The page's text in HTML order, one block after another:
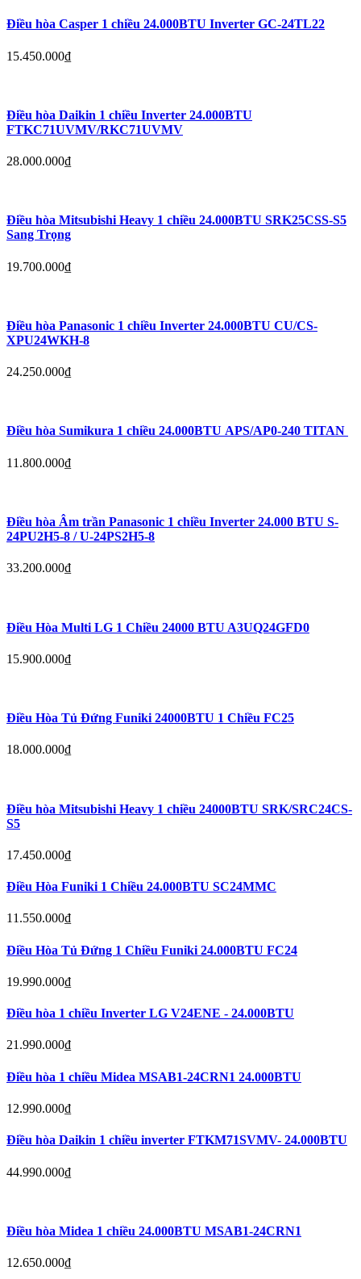
Điều hòa Casper 1 chiều 24.000BTU Inverter GC-24TL22
15.450.000₫
Điều hòa Daikin 1 chiều Inverter 24.000BTU
FTKC71UVMV/RKC71UVMV
28.000.000₫
Điều hòa Mitsubishi Heavy 1 chiều 24.000BTU SRK25CSS-S5
Sang Trọng
19.700.000₫
Điều hòa Panasonic 1 chiều Inverter 24.000BTU CU/CS-
XPU24WKH-8
24.250.000₫
Điều hòa Sumikura 1 chiều 24.000BTU APS/AP0-240 TITAN
11.800.000₫
Điều hòa Âm trần Panasonic 1 chiều Inverter 24.000 BTU S-
24PU2H5-8 / U-24PS2H5-8
33.200.000₫
Điều Hòa Multi LG 1 Chiều 24000 BTU A3UQ24GFD0
15.900.000₫
Điều Hòa Tủ Đứng Funiki 24000BTU 1 Chiều FC25
18.000.000₫
Điều hòa Mitsubishi Heavy 1 chiều 24000BTU SRK/SRC24CS-
S5
17.450.000₫
Điều Hòa Funiki 1 Chiều 24.000BTU SC24MMC
11.550.000₫
Điều Hòa Tủ Đứng 1 Chiều Funiki 24.000BTU FC24
19.990.000₫
Điều hòa 1 chiều Inverter LG V24ENE - 24.000BTU
21.990.000₫
Điều hòa 1 chiều Midea MSAB1-24CRN1 24.000BTU
12.990.000₫
Điều hòa Daikin 1 chiều inverter FTKM71SVMV- 24.000BTU
44.990.000₫
Điều hòa Midea 1 chiều 24.000BTU MSAB1-24CRN1
12.650.000₫